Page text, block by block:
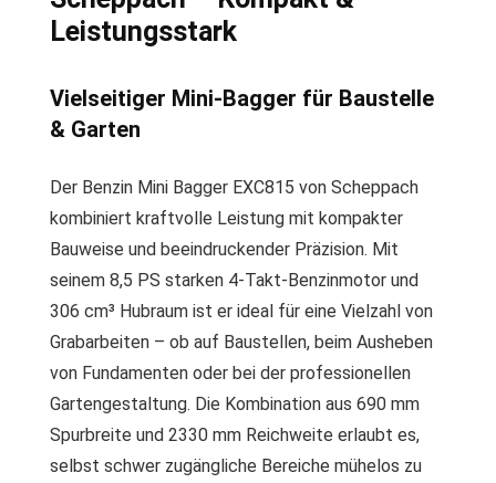
Leistungsstark
Vielseitiger Mini-Bagger für Baustelle
& Garten
Der Benzin Mini Bagger EXC815 von Scheppach
kombiniert kraftvolle Leistung mit kompakter
Bauweise und beeindruckender Präzision. Mit
seinem 8,5 PS starken 4-Takt-Benzinmotor und
306 cm³ Hubraum ist er ideal für eine Vielzahl von
Grabarbeiten – ob auf Baustellen, beim Ausheben
von Fundamenten oder bei der professionellen
Gartengestaltung. Die Kombination aus 690 mm
Spurbreite und 2330 mm Reichweite erlaubt es,
selbst schwer zugängliche Bereiche mühelos zu